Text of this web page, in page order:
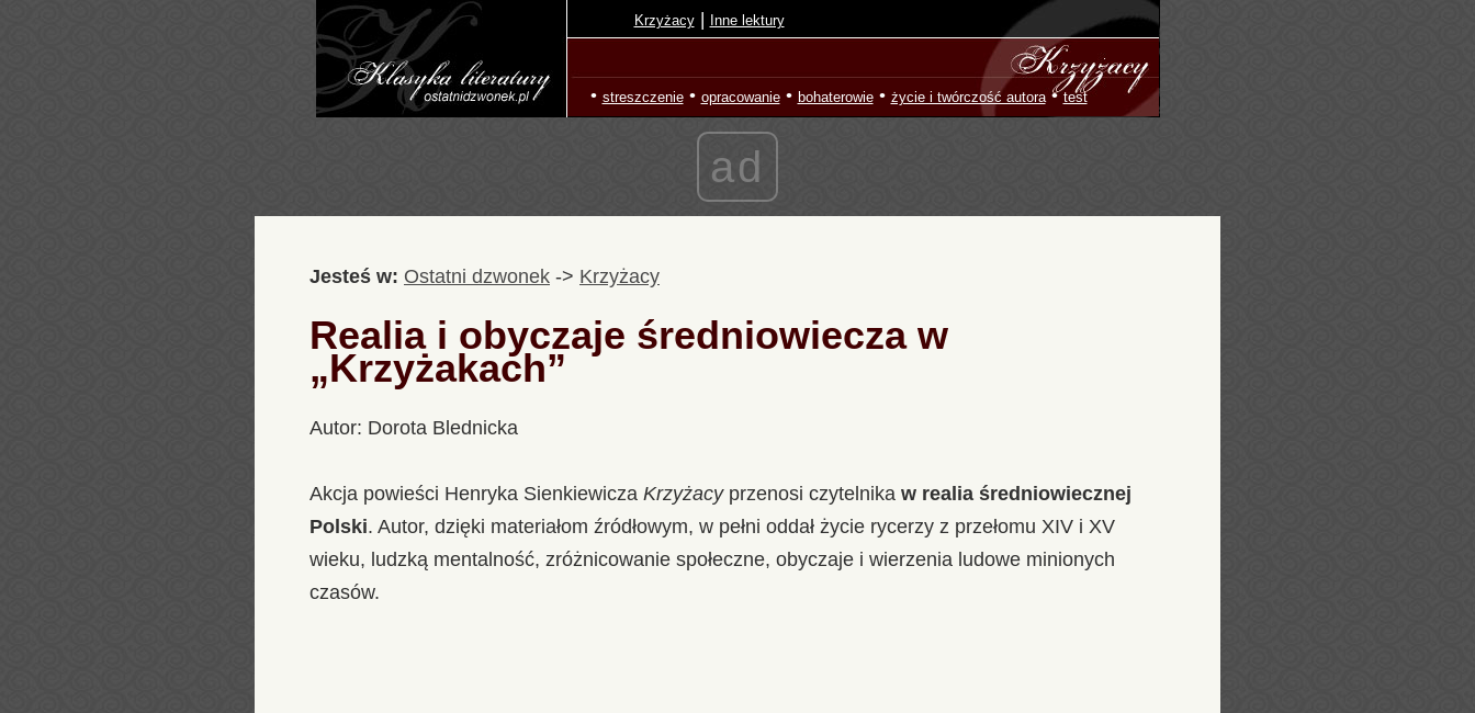
Krzyżacy | Inne lektury
• streszczenie• opracowanie• bohaterowie• życie i twórczość autora•test
ad
Jesteś w: Ostatni dzwonek -> Krzyżacy
Realia i obyczaje średniowiecza w
„Krzyżakach”
Autor: Dorota Blednicka
Akcja powieści Henryka Sienkiewicza Krzyżacyprzenosi czytelnika w realia średniowiecznej
Polski. Autor, dzięki materiałom źródłowym, w pełni oddał życie rycerzy z przełomu XIV i XV
wieku, ludzką mentalność, zróżnicowanie społeczne, obyczaje i wierzenia ludowe minionych
czasów.